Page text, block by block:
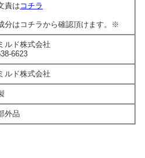
責はコチラ
分はコチラから確認頂けます。※
ルド株式会社
6623
ルド株式会社
外品